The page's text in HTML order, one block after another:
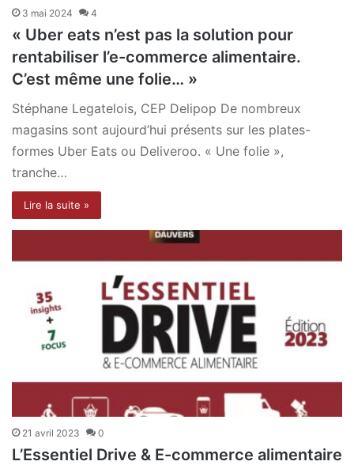
3 mai 2024 4
« Uber eats n’est pas la solution pour
rentabiliser l’e-commerce alimentaire.
C’est même une folie… »
Stéphane Legatelois, CEP Delipop De nombreux
magasins sont aujourd’hui présents sur les plates-
formes Uber Eats ou Deliveroo. « Une folie »,
tranche…
Lire la suite »
21 avril 2023 0
L’Essentiel Drive & E-commerce alimentaire